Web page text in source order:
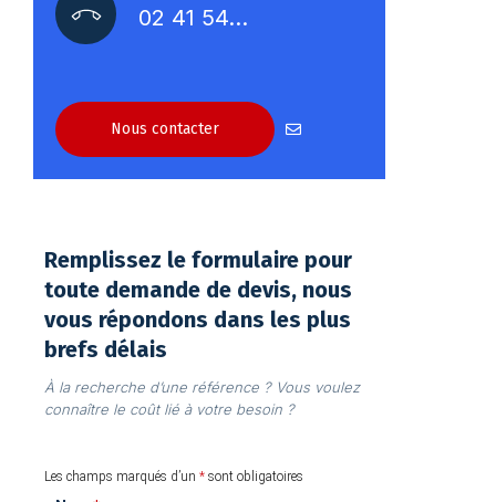
02 41 54…
Nous contacter
Remplissez le formulaire pour
toute demande de devis, nous
vous répondons dans les plus
brefs délais
À la recherche d’une référence ? Vous voulez
connaître le coût lié à votre besoin ?
Les champs marqués d’un * sont obligatoires